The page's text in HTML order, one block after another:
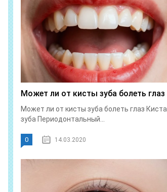
Может ли от кисты зуба болеть глаз
Может ли от кисты зуба болеть глаз Киста
зуба Периодонтальный...
0 14.03.2020